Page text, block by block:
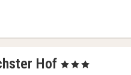
Hof 1
, 3 Sterne